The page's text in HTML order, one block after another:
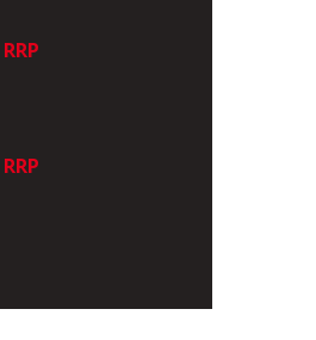
RRP
RRP